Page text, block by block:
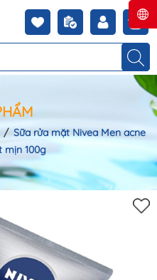
/ Sữa rửa mặt Nivea Men acne
mịn 100g